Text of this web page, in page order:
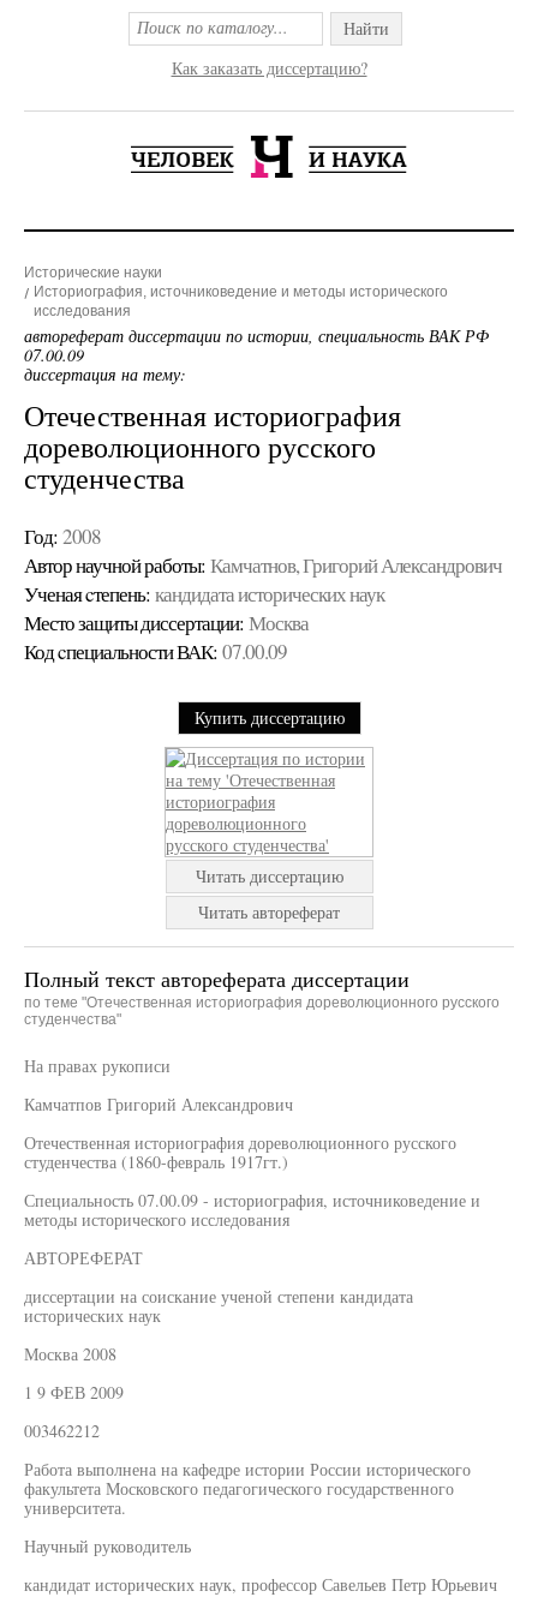
Найти
Как заказать диссертацию?
Исторические науки
Историография, источниковедение и методы исторического
исследования
автореферат диссертации по истории, специальность ВАК РФ
07.00.09
диссертация на тему:
Отечественная историография
дореволюционного русского
студенчества
Год: 2008
Автор научной работы: Камчатнов, Григорий Александрович
Ученая cтепень: кандидата исторических наук
Место защиты диссертации: Москва
Код cпециальности ВАК: 07.00.09
Купить диссертацию
Читать диссертацию
Читать автореферат
Полный текст автореферата диссертации
по теме "Отечественная историография дореволюционного русского
студенчества"
На правах рукописи
Камчатпов Григорий Александрович
Отечественная историография дореволюционного русского
студенчества (1860-февраль 1917гт.)
Специальность 07.00.09 - историография, источниковедение и
методы исторического исследования
АВТОРЕФЕРАТ
диссертации на соискание ученой степени кандидата
исторических наук
Москва 2008
1 9 ФЕВ 2009
003462212
Работа выполнена на кафедре истории России исторического
факультета Московского педагогического государственного
университета.
Научный руководитель
кандидат исторических наук, профессор Савельев Петр Юрьевич